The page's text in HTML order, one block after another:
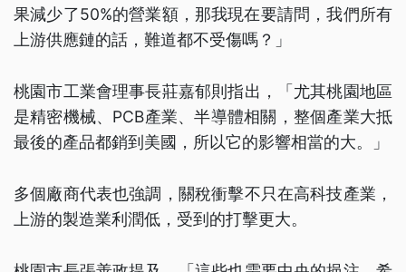
果減少了50%的營業額，那我現在要請問，我們所有
上游供應鏈的話，難道都不受傷嗎？」
桃園市工業會理事長莊嘉郁則指出，「尤其桃園地區
是精密機械、PCB產業、半導體相關，整個產業大抵
最後的產品都銷到美國，所以它的影響相當的大。」
多個廠商代表也強調，關稅衝擊不只在高科技產業，
上游的製造業利潤低，受到的打擊更大。